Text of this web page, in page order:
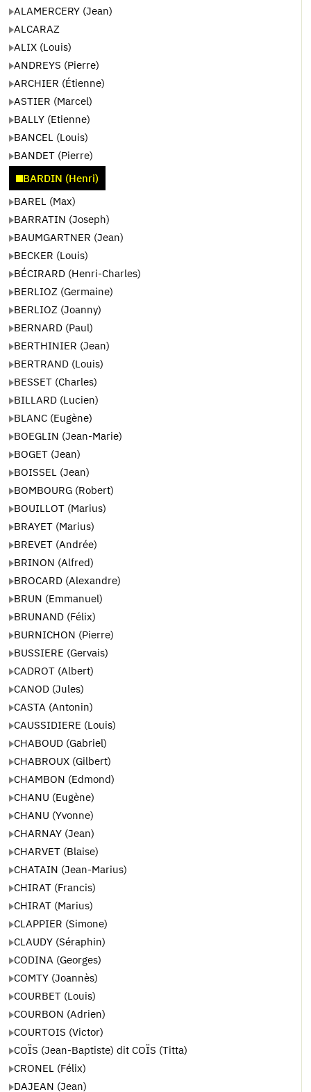
ALAMERCERY (Jean)
ALCARAZ
ALIX (Louis)
ANDREYS (Pierre)
ARCHIER (Étienne)
ASTIER (Marcel)
BALLY (Etienne)
BANCEL (Louis)
BANDET (Pierre)
BARDIN (Henri)
BAREL (Max)
BARRATIN (Joseph)
BAUMGARTNER (Jean)
BECKER (Louis)
BÉCIRARD (Henri-Charles)
BERLIOZ (Germaine)
BERLIOZ (Joanny)
BERNARD (Paul)
BERTHINIER (Jean)
BERTRAND (Louis)
BESSET (Charles)
BILLARD (Lucien)
BLANC (Eugène)
BOEGLIN (Jean-Marie)
BOGET (Jean)
BOISSEL (Jean)
BOMBOURG (Robert)
BOUILLOT (Marius)
BRAYET (Marius)
BREVET (Andrée)
BRINON (Alfred)
BROCARD (Alexandre)
BRUN (Emmanuel)
BRUNAND (Félix)
BURNICHON (Pierre)
BUSSIERE (Gervais)
CADROT (Albert)
CANOD (Jules)
CASTA (Antonin)
CAUSSIDIERE (Louis)
CHABOUD (Gabriel)
CHABROUX (Gilbert)
CHAMBON (Edmond)
CHANU (Eugène)
CHANU (Yvonne)
CHARNAY (Jean)
CHARVET (Blaise)
CHATAIN (Jean-Marius)
CHIRAT (Francis)
CHIRAT (Marius)
CLAPPIER (Simone)
CLAUDY (Séraphin)
CODINA (Georges)
COMTY (Joannès)
COURBET (Louis)
COURBON (Adrien)
COURTOIS (Victor)
COÏS (Jean-Baptiste) dit COÏS (Titta)
CRONEL (Félix)
DAJEAN (Jean)